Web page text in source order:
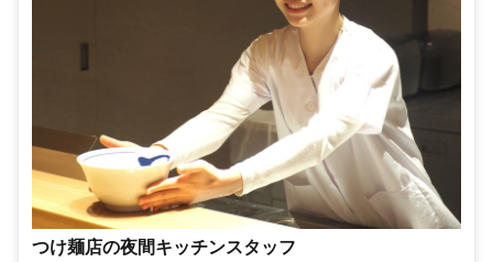
つけ麺店の夜間キッチンスタッフ